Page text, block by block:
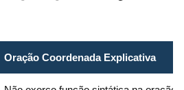
Oração Coordenada Explicativa